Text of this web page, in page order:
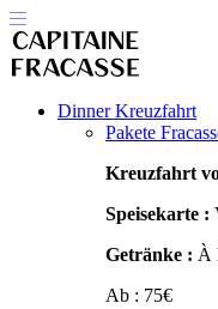
Dinner Kreuzfahrt
Pakete
Kreuzfahrt
Speisekarte :
Getränke : À
Ab : 75€